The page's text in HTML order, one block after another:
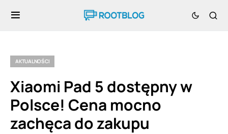
AKTUALNOŚCI
Xiaomi Pad 5 dostępny w
Polsce! Cena mocno
zachęca do zakupu